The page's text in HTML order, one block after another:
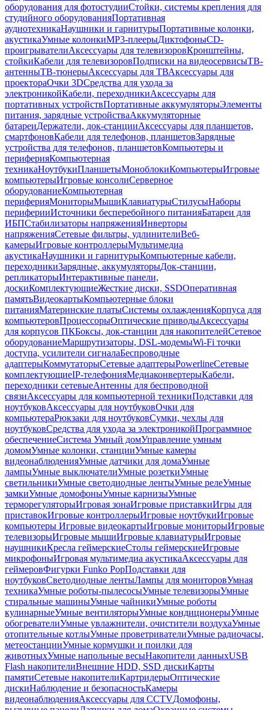
оборудования для фотостудииСтойки, системы крепления для
студийного оборудованияПортативная
аудиотехникаНаушники и гарнитурыПортативные колонки,
акустикаУмные колонкиMP3-плеерыДиктофоныCD-
проигрывателиАксессуары для телевизоровКронштейны,
стойкиКабели для телевизоровПодписки на видеосервисыТВ-
антенныТВ-тюнерыАксессуары для ТВАксессуары для
проектораОчки 3DСредства для ухода за
электроникойКабели, переходникиАксессуары для
портативных устройствПортативные аккумуляторыЭлементы
питания, зарядные устройстваАккумуляторные
батареиДержатели, док-станцииАксессуары для планшетов,
смартфоновКабели для телефонов, планшетовЗарядные
устройства для телефонов, планшетовКомпьютеры и
периферияКомпьютерная
техникаНоутбукиПланшетыМоноблокиКомпьютерыИгровые
компьютерыИгровые консолиСерверное
оборудованиеКомпьютерная
периферияМониторыМышиКлавиатурыСтилусыНаборы
периферииИсточники бесперебойного питанияБатареи для
ИБПСтабилизаторы напряженияИнверторы
напряженияСетевые фильтры, удлинителиВеб-
камерыИгровые контроллерыМультимедиа
акустикаНаушники и гарнитурыКомпьютерные кабели,
переходникиЗарядные, аккумуляторыДок-станции,
репликаторыИнтерактивные панели,
доскиКомплектующиеЖесткие диски, SSDОперативная
памятьВидеокартыКомпьютерные блоки
питанияМатеринские платыСистемы охлажденияКорпуса для
компьютеровПроцессорыОптические приводыАксессуары
для корпусов ПКБоксы, док-станции для накопителейСетевое
оборудованиеМаршрутизаторы, DSL-модемыWi-Fi точки
доступа, усилители сигналаБеспроводные
адаптерыКоммутаторыСетевые адаптерыPowerlineСетевые
комплектующиеIP-телефонияМедиаконвертерыКабели,
переходники сетевыеАнтенны для беспроводной
связиАксессуары для компьютерной техникиПодставки для
ноутбуковАксессуары для ноутбуковОчки для
компьютераРюкзаки для ноутбуковСумки, чехлы для
ноутбуковСредства для ухода за электроникойПрограммное
обеспечениеСистема Умный домУправление умным
домомУмные колонки, станцииУмные камеры
видеонаблюденияУмные датчики для домаУмные
лампыУмные выключателиУмные розеткиУмные
светильникиУмные светодиодные лентыУмные релеУмные
замкиУмные домофоныУмные карнизыУмные
терморегуляторыИгровая зонаИгровые приставкиИгры для
приставокИгровые контроллерыИгровые ноутбукиИгровые
компьютеры Игровые видеокартыИгровые мониторыИгровые
телевизорыИгровые мышиИгровые клавиатурыИгровые
наушникиКресла геймерскиеСтолы геймерскиеИгровые
микрофоныИгровая мультимедиа акустикаАксессуары для
геймеровФигурки Funko PopПодставки для
ноутбуковСветодиодные лентыЛампы для мониторовУмная
техникаУмные роботы-пылесосыУмные телевизорыУмные
стиральные машиныУмные чайникиУмные роботы
кулинарныеУмные вентиляторыУмные кондиционерыУмные
обогревателиУмные увлажнители, очистители воздухаУмные
отопительные котлыУмные проветривателиУмные радиочасы,
метеостанцииУмные кормушки и поилки для
животныхУмные напольные весыНакопители данныхUSB
Flash накопителиВнешние HDD, SSD дискиКарты
памятиСетевые накопителиКартридерыОптические
дискиНаблюдение и безопасностьКамеры
видеонаблюденияАксессуары для CCTVДомофоны,